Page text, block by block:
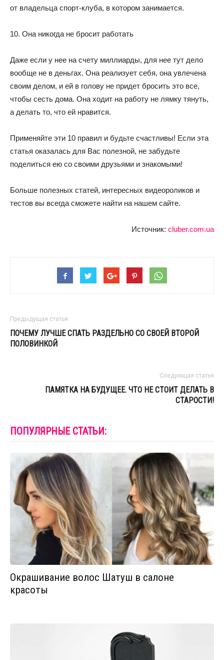
от владельца спорт-клуба, в котором занимается.
10. Она никогда не бросит работать
Даже если у нее на счету миллиарды, для нее тут дело
вообще не в деньгах. Она реализует себя, она увлечена
своим делом, и ей в голову не придет бросить это все,
чтобы сесть дома. Она ходит на работу не лямку тянуть,
а делать то, что ей нравится.
Применяйте эти 10 правил и будьте счастливы! Если эта
статья оказалась для Вас полезной, не забудьте
поделиться ею со своими друзьями и знакомыми!
Больше полезных статей, интересных видеороликов и
тестов вы всегда сможете найти на нашем сайте.
Источник: cluber.com.ua
Предыдущая статья
ПОЧЕМУ ЛУЧШЕ СПАТЬ РАЗДЕЛЬНО СО СВОЕЙ ВТОРОЙ
ПОЛОВИНКОЙ
Следующая статья
ПАМЯТКА НА БУДУЩЕЕ. ЧТО НЕ СТОИТ ДЕЛАТЬ В
СТАРОСТИ!
ПОПУЛЯРНЫЕ СТАТЬИ:
Окрашивание волос Шатуш в салоне
красоты